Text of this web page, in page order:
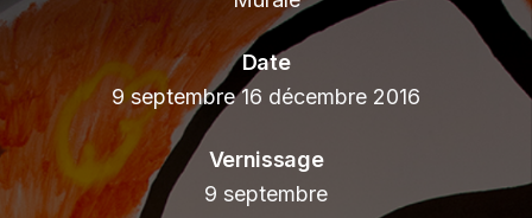
Date
9 septembre 16 décembre 2016
Vernissage
9 septembre